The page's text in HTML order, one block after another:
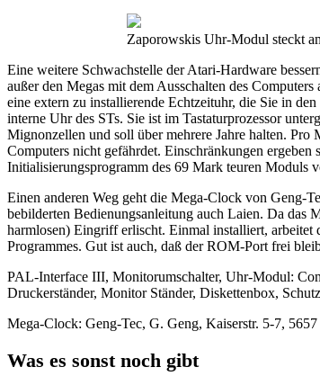
Zaporowskis Uhr-Modul steckt
Eine weitere Schwachstelle der Atari-Hardware
außer den Megas mit dem Ausschalten des
eine extern zu installierende Echtzeituhr, die Sie in
interne Uhr des STs. Sie ist im Tastaturprozessor
Mignonzellen und soll über mehrere Jahre halten.
Computers nicht gefährdet. Einschränkungen
Initialisierungsprogramm des 69 Mark teuren Moduls
Einen anderen Weg geht die Mega-Clock von Geng-
bebilderten Bedienungsanleitung auch Laien. Da das
harmlosen) Eingriff erlischt. Einmal installiert,
Programmes. Gut ist auch, daß der ROM-Port frei
PAL-Interface III, Monitorumschalter, Uhr-Modul:
Druckerständer, Monitor Ständer, Diskettenbox,
Mega-Clock: Geng-Tec, G. Geng, Kaiserstr. 5-7, 5657
Was es sonst noch gibt